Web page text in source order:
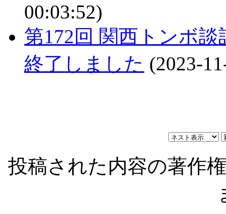
00:03:52)
第172回 関西トンボ談
終了しました (2023-
投稿された内容の著作